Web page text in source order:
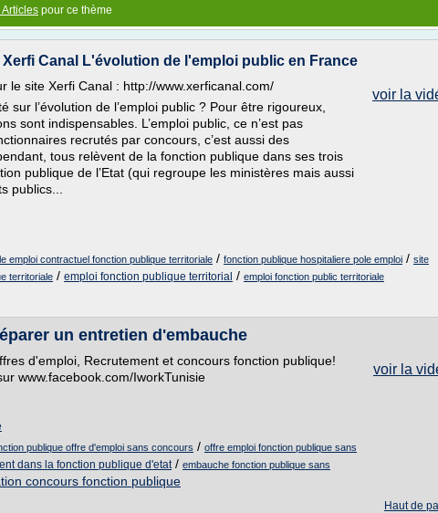
Articles pour ce thème
Xerfi Canal L'évolution de l'emploi public en France
voir la
le site Xerfi Canal : http://www.xerficanal.com/
sur l’évolution de l’emploi public ? Pour être rigoureux,
sont indispensables. L’emploi public, ce n’est pas
recrutés par concours, c’est aussi des
tous relèvent de la fonction publique dans ses trois
publique de l’Etat (qui regroupe les ministères mais aussi
publics...
emploi contractuel fonction publique territoriale / fonction publique hospitaliere pole emploi / site
territoriale / emploi fonction publique territorial / emploi fonction public territoriale
un entretien d'embauche
voir la
d'emploi, Recrutement et concours fonction publique!
www.facebook.com/IworkTunisie
publique offre d'emploi sans concours / offre emploi fonction publique sans
dans la fonction publique d'etat/ embauche fonction publique sans
concours fonction publique
Haut de